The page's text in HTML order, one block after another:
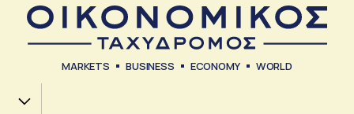
MARKETS BUSINESS ECONOMY WORLD
Χ.Α.